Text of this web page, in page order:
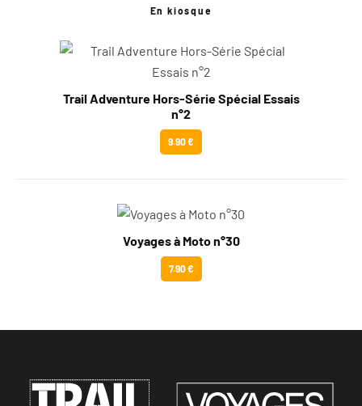
En kiosque
Trail Adventure Hors-Série Spécial Essais
n°2
9.90 €
Voyages à Moto n°30
7.90 €